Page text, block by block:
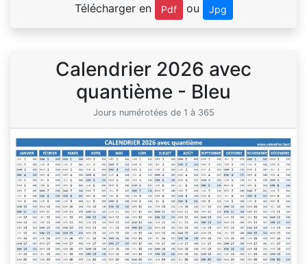
Télécharger en Pdf ou Jpg
Calendrier 2026 avec
quantième - Bleu
Jours numérotées de 1 à 365